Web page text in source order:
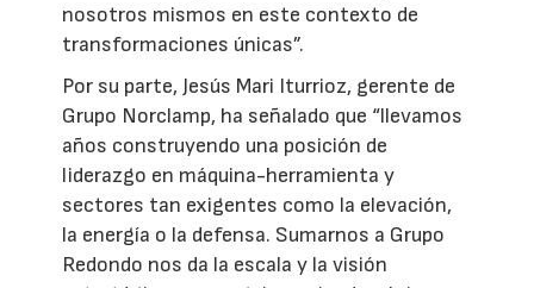
nosotros mismos en este contexto de
transformaciones únicas”.
Por su parte, Jesús Mari Iturrioz, gerente de
Grupo Norclamp, ha señalado que “llevamos
años construyendo una posición de
liderazgo en máquina-herramienta y
sectores tan exigentes como la elevación,
la energía o la defensa. Sumarnos a Grupo
Redondo nos da la escala y la visión